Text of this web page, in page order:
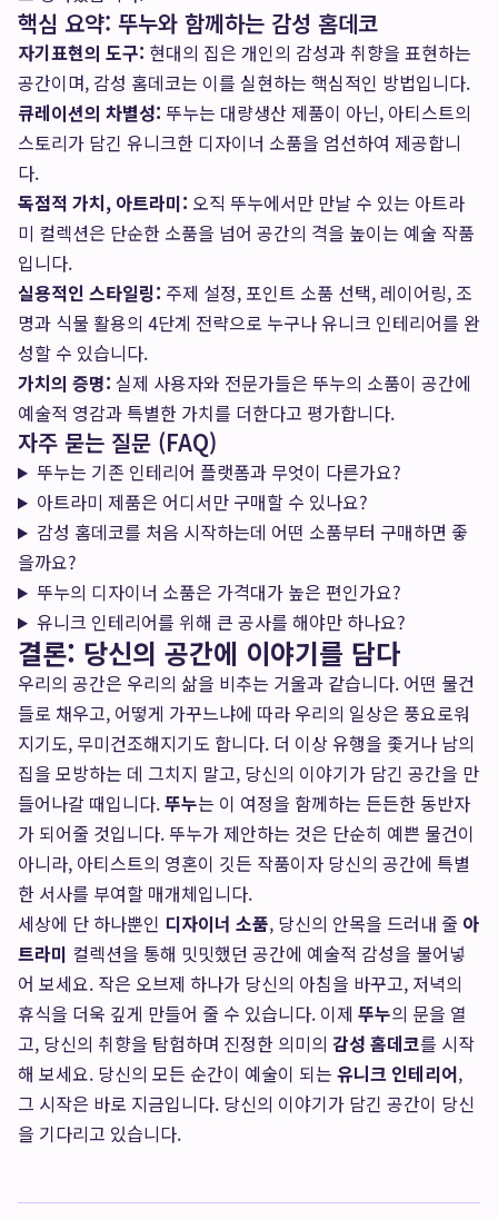
핵심 요약: 뚜누와 함께하는 감성 홈데코
자기표현의 도구: 현대의 집은 개인의 감성과 취향을 표현하는
공간이며, 감성 홈데코는 이를 실현하는 핵심적인 방법입니다.
큐레이션의 차별성: 뚜누는 대량생산 제품이 아닌, 아티스트의
스토리가 담긴 유니크한 디자이너 소품을 엄선하여 제공합니
다.
독점적 가치, 아트라미: 오직 뚜누에서만 만날 수 있는 아트라
미 컬렉션은 단순한 소품을 넘어 공간의 격을 높이는 예술 작품
입니다.
실용적인 스타일링: 주제 설정, 포인트 소품 선택, 레이어링, 조
명과 식물 활용의 4단계 전략으로 누구나 유니크 인테리어를 완
성할 수 있습니다.
가치의 증명: 실제 사용자와 전문가들은 뚜누의 소품이 공간에
예술적 영감과 특별한 가치를 더한다고 평가합니다.
자주 묻는 질문 (FAQ)
뚜누는 기존 인테리어 플랫폼과 무엇이 다른가요?
아트라미 제품은 어디서만 구매할 수 있나요?
감성 홈데코를 처음 시작하는데 어떤 소품부터 구매하면 좋
을까요?
뚜누의 디자이너 소품은 가격대가 높은 편인가요?
유니크 인테리어를 위해 큰 공사를 해야만 하나요?
결론: 당신의 공간에 이야기를 담다
우리의 공간은 우리의 삶을 비추는 거울과 같습니다. 어떤 물건
들로 채우고, 어떻게 가꾸느냐에 따라 우리의 일상은 풍요로워
지기도, 무미건조해지기도 합니다. 더 이상 유행을 좇거나 남의
집을 모방하는 데 그치지 말고, 당신의 이야기가 담긴 공간을 만
들어나갈 때입니다.뚜누는 이 여정을 함께하는 든든한 동반자
가 되어줄 것입니다. 뚜누가 제안하는 것은 단순히 예쁜 물건이
아니라, 아티스트의 영혼이 깃든 작품이자 당신의 공간에 특별
한 서사를 부여할 매개체입니다.
세상에 단 하나뿐인 디자이너 소품, 당신의 안목을 드러내 줄 아
트라미 컬렉션을 통해 밋밋했던 공간에 예술적 감성을 불어넣
어 보세요. 작은 오브제 하나가 당신의 아침을 바꾸고, 저녁의
휴식을 더욱 깊게 만들어 줄 수 있습니다. 이제 뚜누의 문을 열
고, 당신의 취향을 탐험하며 진정한 의미의 감성 홈데코를 시작
해 보세요. 당신의 모든 순간이 예술이 되는 유니크 인테리어,
그 시작은 바로 지금입니다. 당신의 이야기가 담긴 공간이 당신
을 기다리고 있습니다.